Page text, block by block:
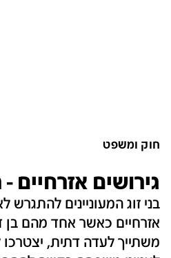
חוק ומשפט
גירושים אזרחיים
בני זוג המעוניינים להתגרש
אזרחיים כאשר אחד מהם בן
משתייך לעדה דתית,